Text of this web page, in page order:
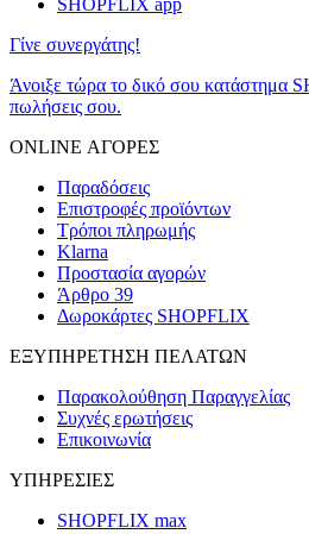
Γίνε συνεργάτης!
Άνοιξε τώρα το δικό σου κατάστημα
πωλήσεις σου.
ONLINE ΑΓΟΡΕΣ
Παραδόσεις
Επιστροφές προϊόντων
Τρόποι πληρωμής
Klarna
Προστασία αγορών
Άρθρο 39
Δωροκάρτες SHOPFLIX
ΕΞΥΠΗΡΕΤΗΣΗ ΠΕΛΑΤΩΝ
Παρακολούθηση Παραγγελίας
Συχνές ερωτήσεις
Επικοινωνία
ΥΠΗΡΕΣΙΕΣ
SHOPFLIX max